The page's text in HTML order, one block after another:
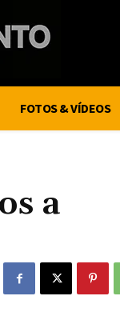
FOTOS & VÍDEOS
a